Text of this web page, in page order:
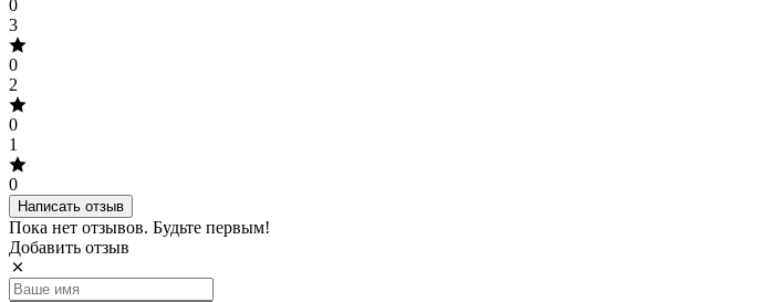
0
3
0
2
0
1
0
Написать отзыв
Пока нет отзывов. Будьте первым!
Добавить отзыв